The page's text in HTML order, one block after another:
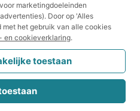
marketingdoeleinden
Door op 'Alles
het gebruik van alle cookies
en cookieverklaring.
toestaan